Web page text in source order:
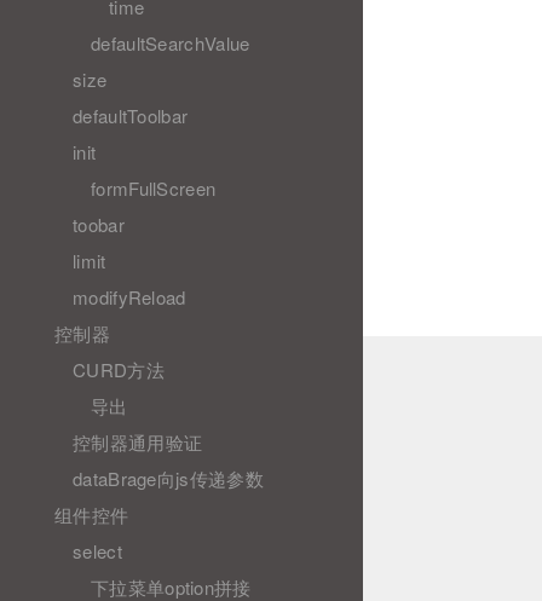
time
defaultSearchValue
size
defaultToolbar
init
formFullScreen
toobar
limit
modifyReload
控制器
CURD方法
导出
控制器通用验证
dataBrage向js传递参数
组件控件
select
下拉菜单option拼接